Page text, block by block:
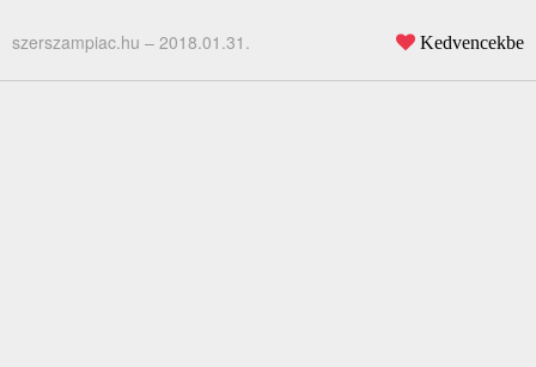
szerszampiac.hu – 2018.01.31. Kedvencekbe